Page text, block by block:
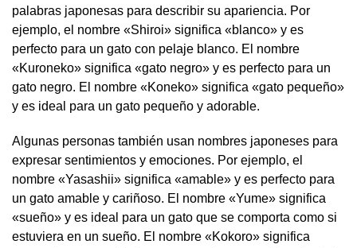
palabras japonesas para describir su apariencia. Por
ejemplo, el nombre «Shiroi» significa «blanco» y es
perfecto para un gato con pelaje blanco. El nombre
«Kuroneko» significa «gato negro» y es perfecto para un
gato negro. El nombre «Koneko» significa «gato pequeño»
y es ideal para un gato pequeño y adorable.
Algunas personas también usan nombres japoneses para
expresar sentimientos y emociones. Por ejemplo, el
nombre «Yasashii» significa «amable» y es perfecto para
un gato amable y cariñoso. El nombre «Yume» significa
«sueño» y es ideal para un gato que se comporta como si
estuviera en un sueño. El nombre «Kokoro» significa